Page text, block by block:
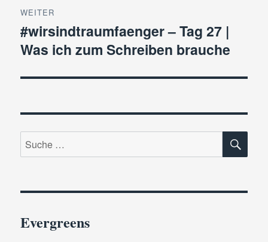
WEITER
Nächster
Beitrag:
#wirsindtraumfaenger – Tag 27 |
Was ich zum Schreiben brauche
Suche
nach:
Evergreens